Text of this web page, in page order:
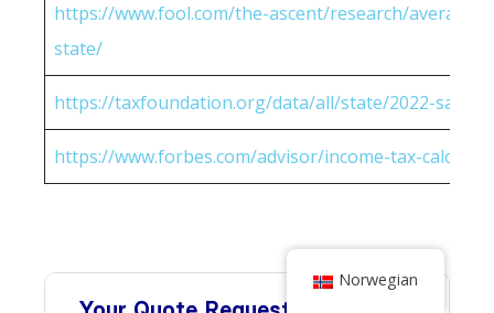
https://www.fool.com/the-ascent/research/average-
state/
https://taxfoundation.org/data/all/state/2022-sales-
https://www.forbes.com/advisor/income-tax-
Norwegian